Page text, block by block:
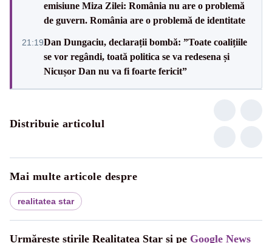
emisiune Miza Zilei: România nu are o problemă
de guvern. România are o problemă de identitate
21:19Dan Dungaciu, declarații bombă: ”Toate coalițiile
se vor regândi, toată politica se va redesena și
Nicușor Dan nu va fi foarte fericit”
Distribuie articolul
Mai multe articole despre
realitatea star
Urmărește știrile Realitatea Star și pe Google News